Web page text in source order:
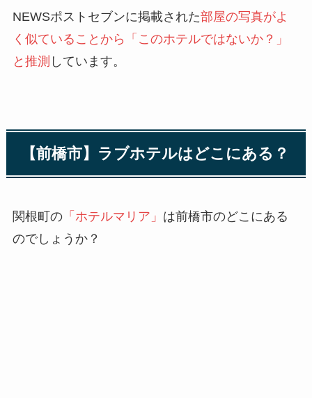
NEWSポストセブンに掲載された部屋の写真がよ
く似ていることから「このホテルではないか？」
と推測 しています。
【前橋市】ラブホテルはどこにある？
関根町の「ホテルマリア」 は前橋市のどこにある
のでしょうか？